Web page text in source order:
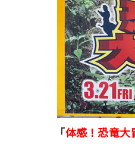
「体感！恐竜大